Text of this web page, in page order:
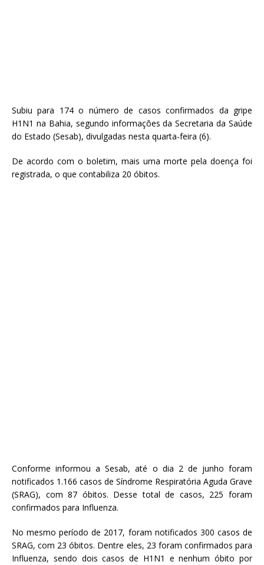
Subiu para 174 o número de casos confirmados da gripe
H1N1 na Bahia, segundo informações da Secretaria da Saúde
do Estado (Sesab), divulgadas nesta quarta-feira (6).
De acordo com o boletim, mais uma morte pela doença foi
registrada, o que contabiliza 20 óbitos.
Conforme informou a Sesab, até o dia 2 de junho foram
notificados 1.166 casos de Síndrome Respiratória Aguda Grave
(SRAG), com 87 óbitos. Desse total de casos, 225 foram
confirmados para Influenza.
No mesmo período de 2017, foram notificados 300 casos de
SRAG, com 23 óbitos. Dentre eles, 23 foram confirmados para
Influenza, sendo dois casos de H1N1 e nenhum óbito por